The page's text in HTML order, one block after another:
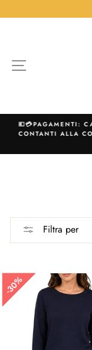
direttamente
💶💳PAGAMENTI:
CONTANTI ALLA
Filtra per
30%
30%